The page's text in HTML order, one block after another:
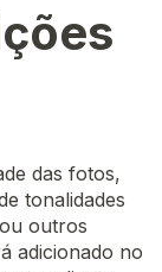
das fotos,
tonalidades
outros
adicionado no